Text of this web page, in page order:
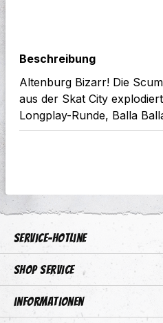
Beschreibung
Altenburg Bizarr! Die
aus der Skat City
Longplay-Runde, Balla
Service-Hotline
Shop Service
Informationen